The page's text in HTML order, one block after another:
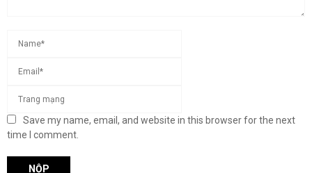
Save my name, email, and website in this browser for the next
time I comment.